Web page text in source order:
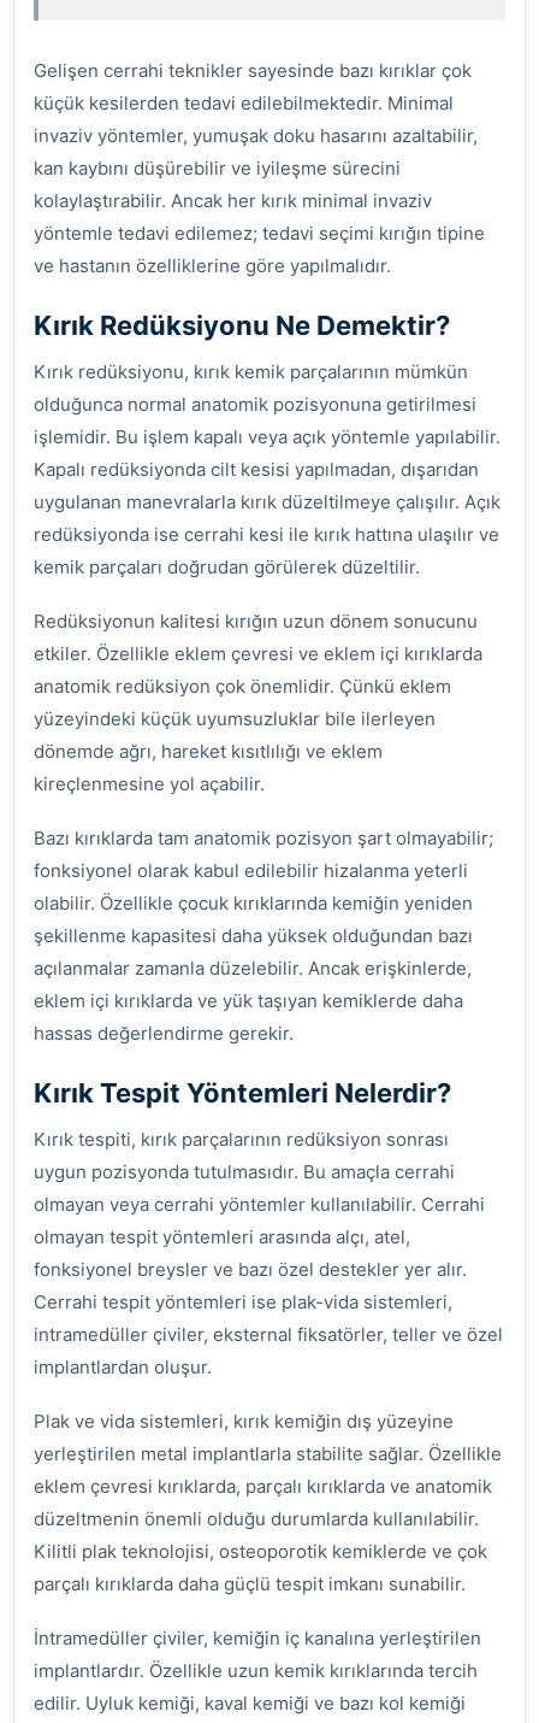
Gelişen cerrahi teknikler sayesinde bazı kırıklar çok
küçük kesilerden tedavi edilebilmektedir. Minimal
invaziv yöntemler, yumuşak doku hasarını azaltabilir,
kan kaybını düşürebilir ve iyileşme sürecini
kolaylaştırabilir. Ancak her kırık minimal invaziv
yöntemle tedavi edilemez; tedavi seçimi kırığın tipine
ve hastanın özelliklerine göre yapılmalıdır.
Kırık Redüksiyonu Ne Demektir?
Kırık redüksiyonu, kırık kemik parçalarının mümkün
olduğunca normal anatomik pozisyonuna getirilmesi
işlemidir. Bu işlem kapalı veya açık yöntemle yapılabilir.
Kapalı redüksiyonda cilt kesisi yapılmadan, dışarıdan
uygulanan manevralarla kırık düzeltilmeye çalışılır. Açık
redüksiyonda ise cerrahi kesi ile kırık hattına ulaşılır ve
kemik parçaları doğrudan görülerek düzeltilir.
Redüksiyonun kalitesi kırığın uzun dönem sonucunu
etkiler. Özellikle eklem çevresi ve eklem içi kırıklarda
anatomik redüksiyon çok önemlidir. Çünkü eklem
yüzeyindeki küçük uyumsuzluklar bile ilerleyen
dönemde ağrı, hareket kısıtlılığı ve eklem
kireçlenmesine yol açabilir.
Bazı kırıklarda tam anatomik pozisyon şart olmayabilir;
fonksiyonel olarak kabul edilebilir hizalanma yeterli
olabilir. Özellikle çocuk kırıklarında kemiğin yeniden
şekillenme kapasitesi daha yüksek olduğundan bazı
açılanmalar zamanla düzelebilir. Ancak erişkinlerde,
eklem içi kırıklarda ve yük taşıyan kemiklerde daha
hassas değerlendirme gerekir.
Kırık Tespit Yöntemleri Nelerdir?
Kırık tespiti, kırık parçalarının redüksiyon sonrası
uygun pozisyonda tutulmasıdır. Bu amaçla cerrahi
olmayan veya cerrahi yöntemler kullanılabilir. Cerrahi
olmayan tespit yöntemleri arasında alçı, atel,
fonksiyonel breysler ve bazı özel destekler yer alır.
Cerrahi tespit yöntemleri ise plak-vida sistemleri,
intramedüller çiviler, eksternal fiksatörler, teller ve özel
implantlardan oluşur.
Plak ve vida sistemleri, kırık kemiğin dış yüzeyine
yerleştirilen metal implantlarla stabilite sağlar. Özellikle
eklem çevresi kırıklarda, parçalı kırıklarda ve anatomik
düzeltmenin önemli olduğu durumlarda kullanılabilir.
Kilitli plak teknolojisi, osteoporotik kemiklerde ve çok
parçalı kırıklarda daha güçlü tespit imkanı sunabilir.
İntramedüller çiviler, kemiğin iç kanalına yerleştirilen
implantlardır. Özellikle uzun kemik kırıklarında tercih
edilir. Uyluk kemiği, kaval kemiği ve bazı kol kemiği